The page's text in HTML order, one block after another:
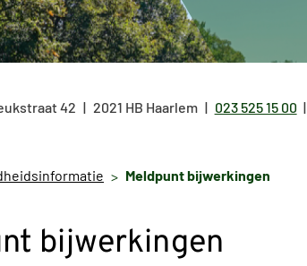
42 2021 HB Haarlem Tel:
023 525 15 00
Meldpunt bijwerkingen
bijwerkingen